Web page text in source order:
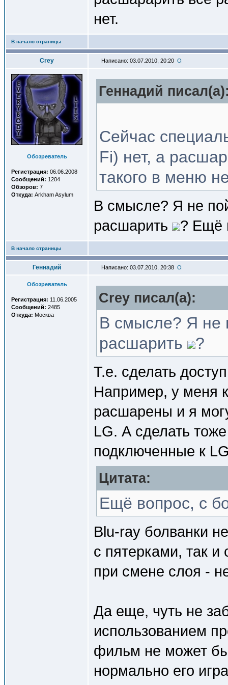
нет.
В начало страницы
Crey Написано: 03.07.2010, 20:20
Обозреватель
Регистрация: 06.06.2008
Сообщений: 1204
Обзоров: 7
Откуда: Arkham Asylum
Геннадий
Сейчас
Fi) нет, а
такого в меню
В смысле? Я не
расшарить
? Ещё
В начало страницы
Геннадий Написано: 03.07.2010, 20:38
Обозреватель
Регистрация: 11.06.2005
Сообщений: 2485
Откуда: Москва
Crey писал(a):
В смысле? Я не
расшарить
?
Т.е. сделать
Например, у меня
расшарены и я
LG. А сделать
подключенные к
Цитата:
Ещё вопрос, с
Blu-ray болванки
с пятерками, так и
при смене слоя -
Да еще, чуть не
использованием
фильм не может
нормально его